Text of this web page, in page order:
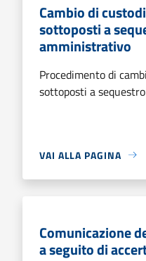
Cambio di
sottoposti a
amministrativo
Procedimento di
sottoposti a
VAI ALLA PAGINA
Comunicazione
a seguito di